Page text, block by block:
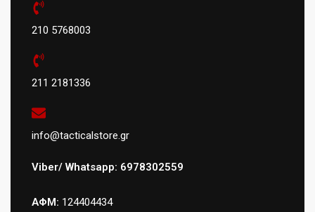
210 5768003
211 2181336
info@tacticalstore.gr
Viber/ Whatsapp: 6978302559
ΑΦΜ: 124404434